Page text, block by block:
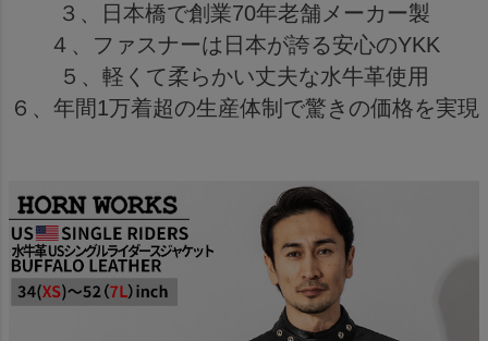
３、日本橋で創業70年老舗メーカー製
４、ファスナーは日本が誇る安心のYKK
５、軽くて柔らかい丈夫な水牛革使用
６、年間1万着超の生産体制で驚きの価格を実現